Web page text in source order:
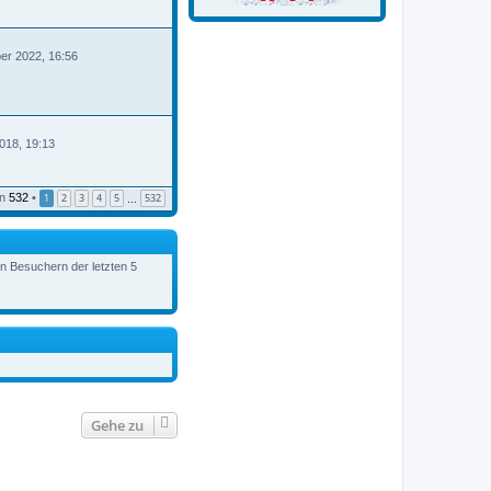
2022, 16:56
19:13
532 • 1 2 3 4 5 … 532
Besuchern der letzten 5
Gehe zu